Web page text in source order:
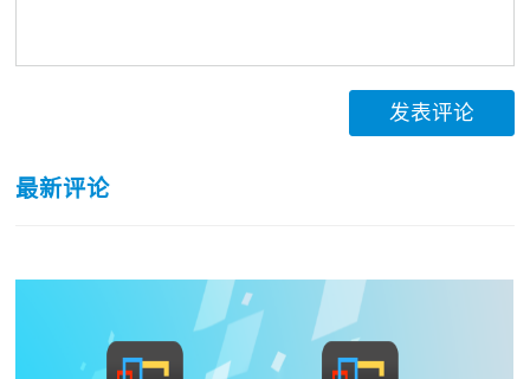
发表评论
最新评论